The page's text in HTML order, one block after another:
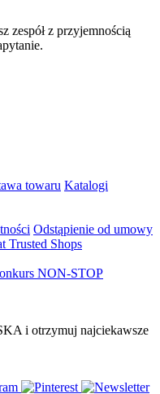
zespół z przyjemnością
towaru Katalogi
Odstąpienie od umowy
Trusted Shops
NON-STOP
i otrzymuj najciekawsze